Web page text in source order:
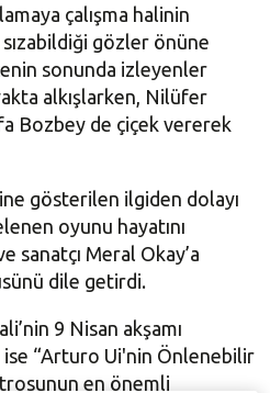
çalışma halinin
gözler önüne
sonunda izleyenler
alkışlarken, Nilüfer
Bozbey de çiçek vererek
gösterilen ilgiden dolayı
oyunu hayatını
sanatçı Meral Okay’a
dile getirdi.
9 Nisan akşamı
“Arturo Ui'nin Önlenebilir
en önemli